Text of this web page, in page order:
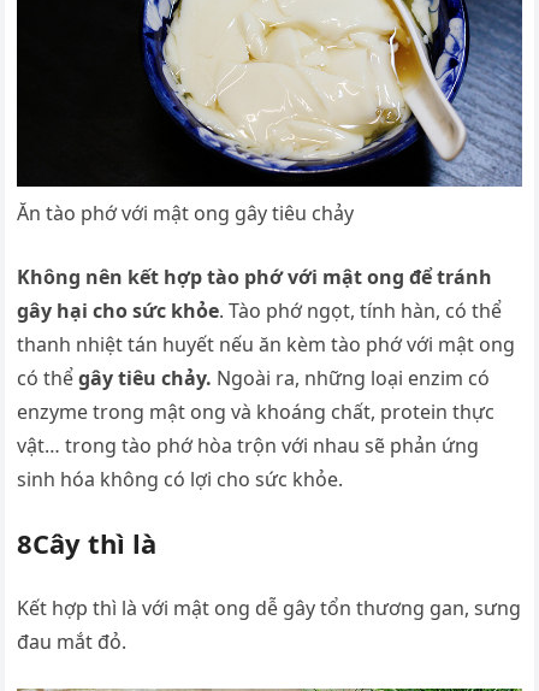
Ăn tào phớ với mật ong gây tiêu chảy
Không nên kết hợp tào phớ với mật ong để tránh
gây hại cho sức khỏe. Tào phớ ngọt, tính hàn, có thể
thanh nhiệt tán huyết nếu ăn kèm tào phớ với mật ong
có thểgây tiêu chảy. Ngoài ra, những loại enzim có
enzyme trong mật ong và khoáng chất, protein thực
vật… trong tào phớ hòa trộn với nhau sẽ phản ứng
sinh hóa không có lợi cho sức khỏe.
8Cây thì là
Kết hợp thì là với mật ong dễ gây tổn thương gan, sưng
đau mắt đỏ.